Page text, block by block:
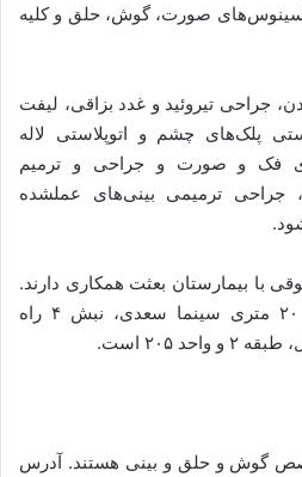
سینوس‌های صورت، گوش، حلق و کلیه
جراحی تیروئید و غدد بزاقی، لیفت
پلک‌های چشم و اتوپلاستی لاله
فک و صورت و جراحی و ترمیم
ترمیمی بینی‌های عمل­شده
با بیمارستان بعثت همکاری دارند.
آدرس مطب ایشان شیراز، ۲۰ متری سینما سعدی، نبش ۴ راه
۲۰۵ است.
گوش و حلق و بینی هستند. آدرس